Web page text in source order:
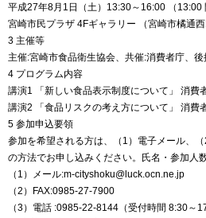
平成27年8月1日（土）13:30～16:00 （13:00
宮崎市民プラザ 4Fギャラリー （宮崎市橘通西
3 主催等
主催:宮崎市食品衛生協会、共催:消費者庁、
4 プログラム内容
講演1 「新しい食品表示制度について」 消費
講演2 「食品リスクの考え方について」 消費
5 参加申込要領
参加を希望される方は、（1）電子メール、
の方法でお申し込みください。氏名・参加人
（1）メール:m-cityshoku@luck.ocn.ne.jp
（2）FAX:0985-27-7900
（3）電話 :0985-22-8144（受付時間 8:30～